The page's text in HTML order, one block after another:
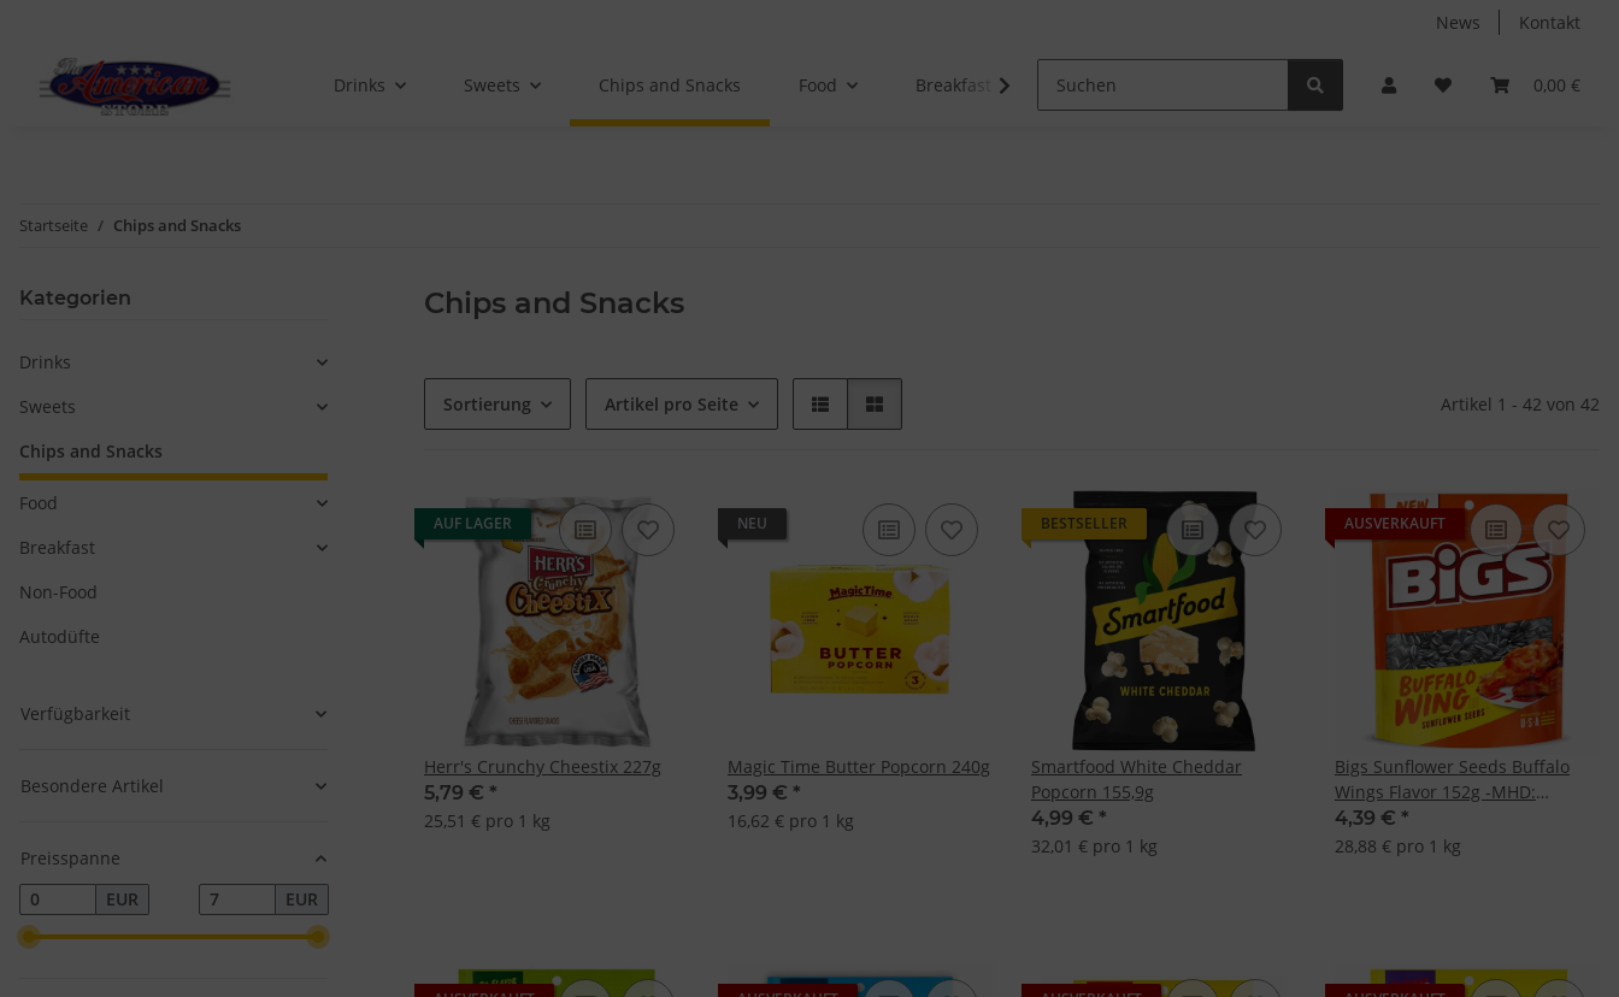
News Kontakt
0,00 €
Drinks Sweets Chips and Snacks Food Breakfast Non-Food
Startseite Chips and Snacks
Chips and Snacks
Sortierung Artikel pro Seite Artikel 1 - 42 von 42
AUF LAGER
Herr's Crunchy Cheestix 227g
5,79 € *
25,51 € pro 1 kg
NEU
Magic Time Butter Popcorn 240g
3,99 € *
16,62 € pro 1 kg
BESTSELLER
Smartfood White Cheddar
Popcorn 155,9g
4,99 € *
32,01 € pro 1 kg
AUSVERKAUFT
Bigs Sunflower Seeds Buffalo
Wings Flavor 152g -MHD:
10.09.2025-
4,39 € *
28,88 € pro 1 kg
Kategorien
Drinks
Sweets
Chips and Snacks
Food
Breakfast
Non-Food
Autodüfte
Verfügbarkeit
Besondere Artikel
Preisspanne
EUR
EUR